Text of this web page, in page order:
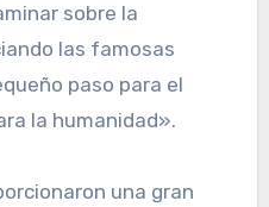
sobre la
las famosas
paso para el
la humanidad».
una gran